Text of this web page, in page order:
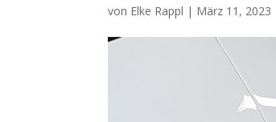
von Elke Rappl | März 11, 2023